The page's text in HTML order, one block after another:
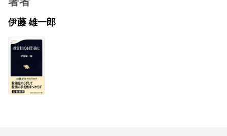
伊藤 雄一郎